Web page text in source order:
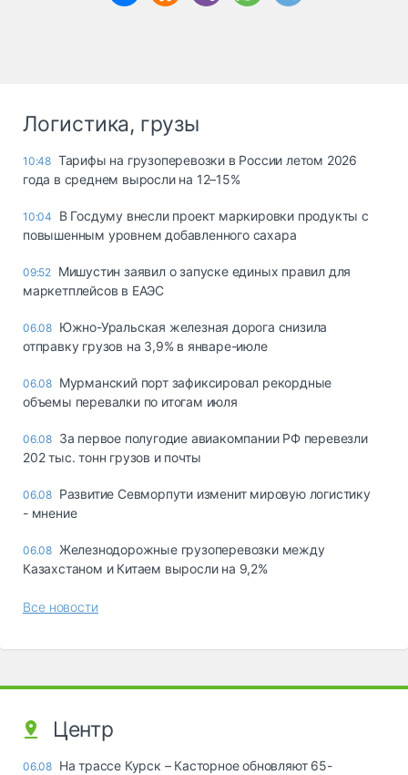
Логистика, грузы
10:48 Тарифы на грузоперевозки в России летом 2026
года в среднем выросли на 12–15%
10:04
В Госдуму внесли проект маркировки продукты с
повышенным уровнем добавленного сахара
09:52 Мишустин заявил о запуске единых правил для
маркетплейсов в ЕАЭС
06.08 Южно-Уральская железная дорога снизила
отправку грузов на 3,9% в январе-июле
06.08 Мурманский порт зафиксировал рекордные
объемы перевалки по итогам июля
06.08 За первое полугодие авиакомпании РФ перевезли
202 тыс. тонн грузов и почты
06.08 Развитие Севморпути изменит мировую логистику
- мнение
06.08 Железнодорожные грузоперевозки между
Казахстаном и Китаем выросли на 9,2%
Все новости
Центр
06.08 На трассе Курск – Касторное обновляют 65-